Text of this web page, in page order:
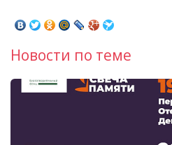
Новости по теме